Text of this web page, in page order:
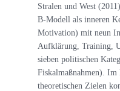
Stralen und West
B-Modell als inneren
Motivation) mit neun
Aufklärung, Training,
sieben politischen
Fiskalmaßnahmen). Im
theoretischen Zielen